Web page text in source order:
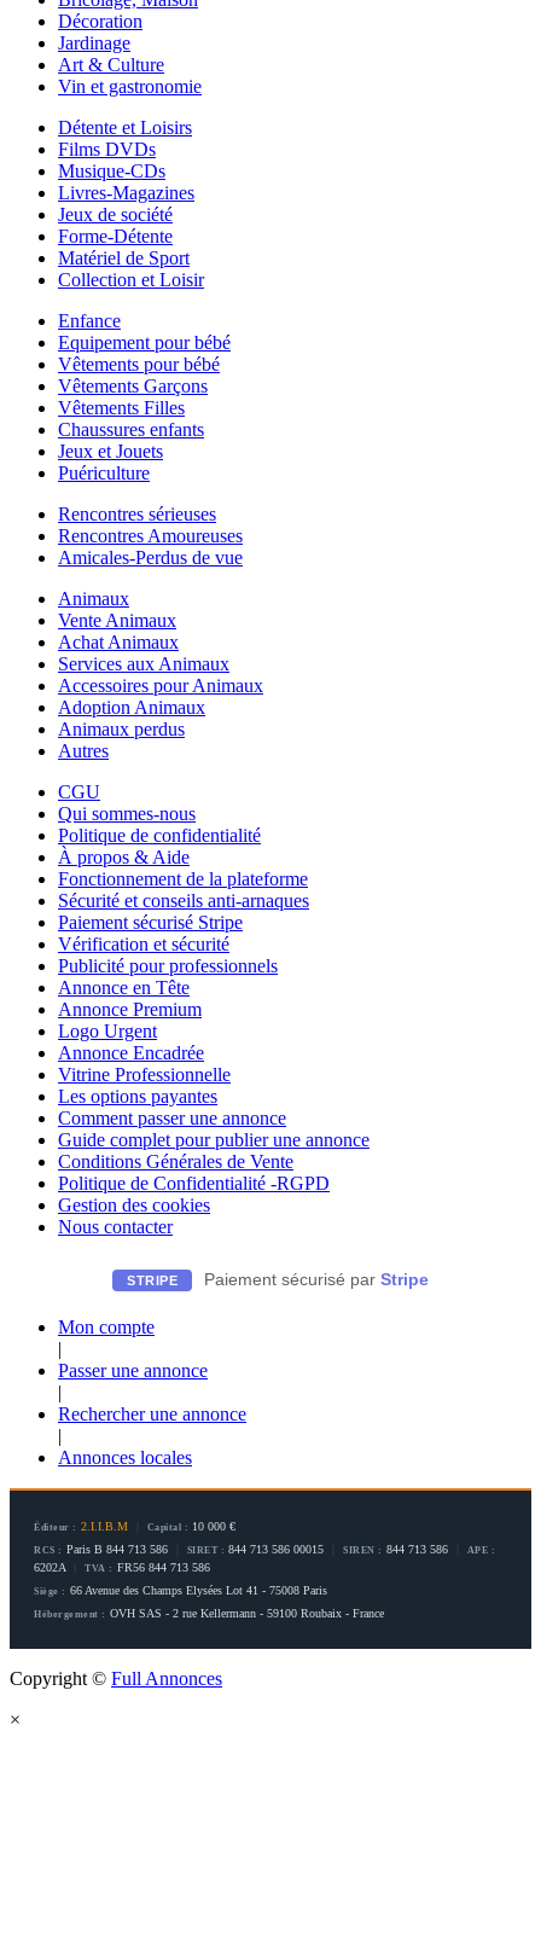
Décoration
Jardinage
Art & Culture
Vin et gastronomie
Détente et Loisirs
Films DVDs
Musique-CDs
Livres-Magazines
Jeux de société
Forme-Détente
Matériel de Sport
Collection et Loisir
Enfance
Equipement pour bébé
Vêtements pour bébé
Vêtements Garçons
Vêtements Filles
Chaussures enfants
Jeux et Jouets
Puériculture
Rencontres sérieuses
Rencontres Amoureuses
Amicales-Perdus de vue
Animaux
Vente Animaux
Achat Animaux
Services aux Animaux
Accessoires pour Animaux
Adoption Animaux
Animaux perdus
Autres
CGU
Qui sommes-nous
Politique de confidentialité
À propos & Aide
Fonctionnement de la plateforme
Sécurité et conseils anti-arnaques
Paiement sécurisé Stripe
Vérification et sécurité
Publicité pour professionnels
Annonce en Tête
Annonce Premium
Logo Urgent
Annonce Encadrée
Vitrine Professionnelle
Les options payantes
Comment passer une annonce
Guide complet pour publier une annonce
Conditions Générales de Vente
Politique de Confidentialité -RGPD
Gestion des cookies
Nous contacter
STRIPE Paiement sécurisé par Stripe
Mon compte
|
Passer une annonce
|
Rechercher une annonce
|
Annonces locales
Éditeur : 2.I.I.B.M Capital : 10 000 €
RCS : Paris B 844 713 586 SIRET : 844 713 586 00015 SIREN : 844 713 586 APE :
6202A TVA : FR56 844 713 586
Siège : 66 Avenue des Champs Elysées Lot 41 - 75008 Paris
Hébergement : OVH SAS - 2 rue Kellermann - 59100 Roubaix - France
Copyright © Full Annonces
×